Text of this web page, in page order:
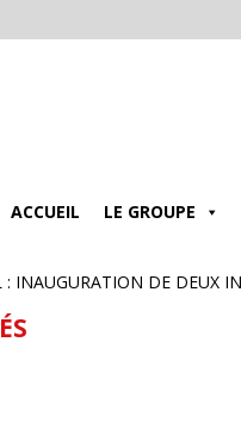
ACCUEIL LE GROUPE
: INAUGURATION DE DEUX